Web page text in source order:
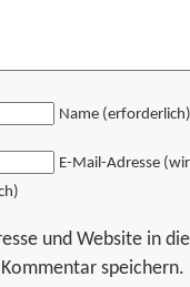
Name (erforderlich)
E-Mail-Adresse
und Website in
speichern.